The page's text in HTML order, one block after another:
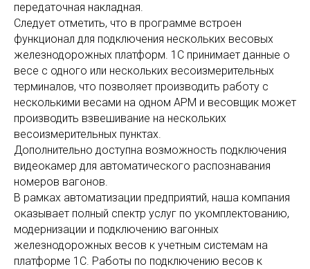
передаточная накладная.
Следует отметить, что в программе встроен
функционал для подключения нескольких весовых
железнодорожных платформ. 1С принимает данные о
весе с одного или нескольких весоизмерительных
терминалов, что позволяет производить работу с
несколькими весами на одном АРМ и весовщик может
производить взвешивание на нескольких
весоизмерительных пунктах.
Дополнительно доступна возможность подключения
видеокамер для автоматического распознавания
номеров вагонов.
В рамках автоматизации предприятий, наша компания
оказывает полный спектр услуг по укомплектованию,
модернизации и подключению вагонных
железнодорожных весов к учетным системам на
платформе 1С. Работы по подключению весов к